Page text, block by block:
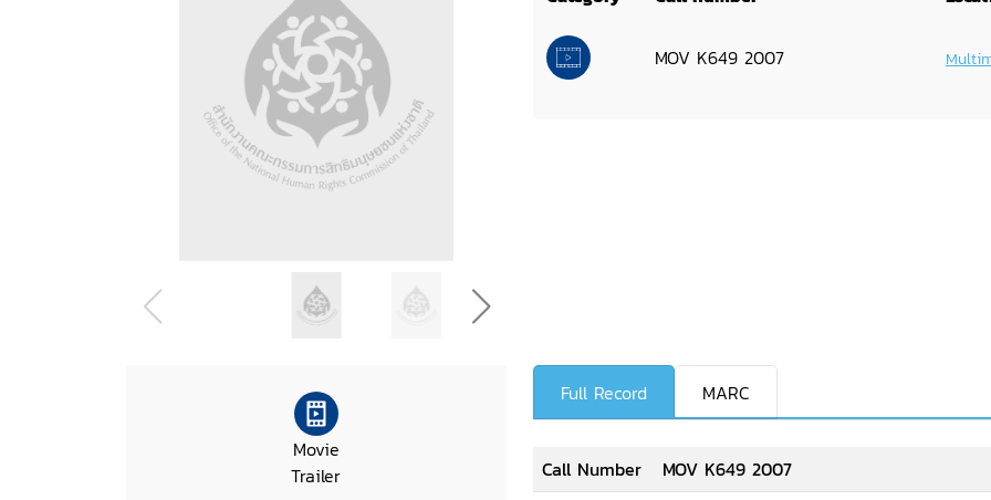
MOV K649 2007
Movie
Trailer
Full Record MARC
Call Number
MOV K649 2007